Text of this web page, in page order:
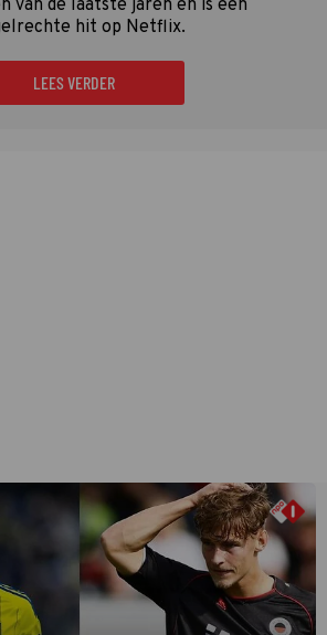
van de laatste jaren en is een
hit op Netflix.
LEES VERDER